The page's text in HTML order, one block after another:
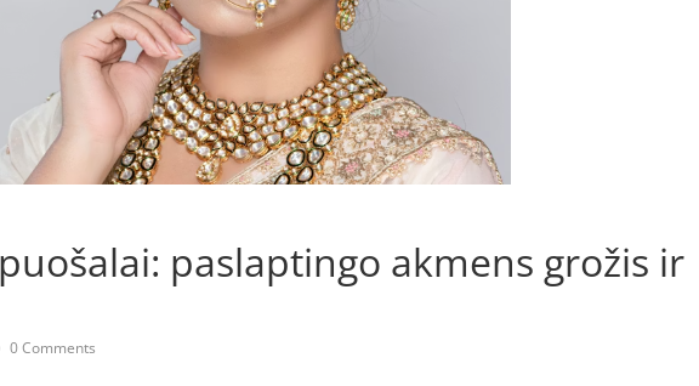
paslaptingo akmens grožis ir
0 Comments